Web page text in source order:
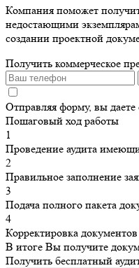
Компания поможет
недостающими
создании проектной
Получить коммерческое
Отправляя форму, вы
Пошаговый ход работы
1
Проведение аудита
2
Правильное заполнение
3
Подача полного пакета
4
Корректировка
В итоге Вы получите
Получить бесплатный